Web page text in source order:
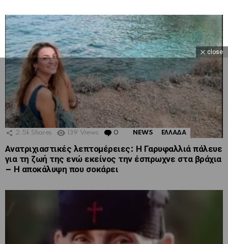
2.5k Shares 139 Views 0 Comments
NEWS ΕΛΛΑΔΑ
Ανατριχιαστικές λεπτομέρειες: Η Γαρυφαλλιά πάλευε
για τη ζωή της ενώ εκείνος την έσπρωχνε στα βράχια
– Η αποκάλυψη που σοκάρει
close